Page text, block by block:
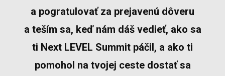
a pogratulovať za prejavenú dôveru
a teším sa, keď nám dáš vedieť, ako sa
ti Next LEVEL Summit páčil, a ako ti
pomohol na tvojej ceste dostať sa